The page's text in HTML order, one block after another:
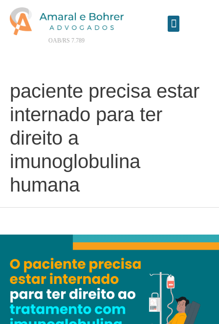
OAB/RS 7.789
paciente precisa estar
internado para ter
direito a
imunoglobulina
humana